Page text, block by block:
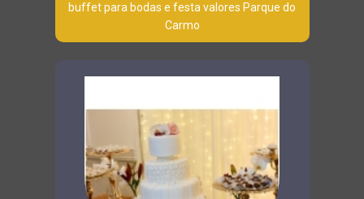
buffet para bodas e festa valores Parque do
Carmo